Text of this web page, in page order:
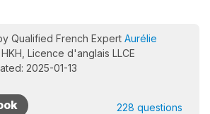
Qualified French Expert Aurélie
HKH, Licence d'anglais LLCE
2025-01-13
228 questions